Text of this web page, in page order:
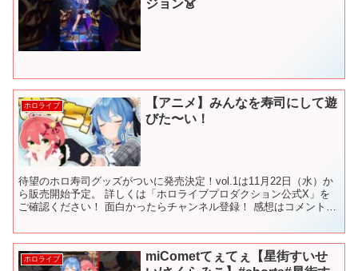
ジョン👗
ホロライブ
【アニメ】みんなを寿司にして遊
びた〜い！
待望のホロ寿司グッズがついに発売決定！vol.1は11月22日（水）か
ら販売開始予定。 詳しくは「ホロライブプロダクション公式X」を
ご確認ください！ 面白かったらチャンネル登録！ 感想はコメントか
ホロライブ
miCometてぇてぇ【星街すいせ